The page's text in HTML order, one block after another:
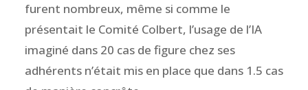
furent nombreux, même si comme le
présentait le Comité Colbert, l’usage de l’IA
imaginé dans 20 cas de figure chez ses
adhérents n’était mis en place que dans 1.5 cas